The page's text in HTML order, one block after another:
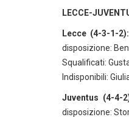
LECCE-
Lecce (4-3-1-2):
disposizione:
Squalificati:
Indisponibili:
Juventus (4-4-
disposizione: